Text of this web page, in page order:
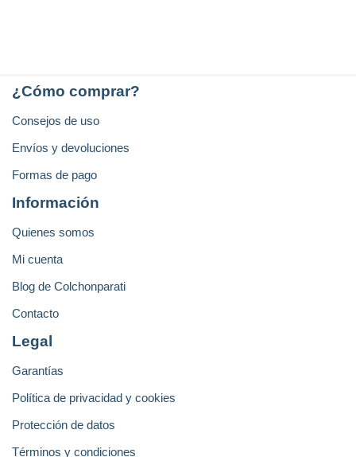
¿Cómo comprar?
Consejos de uso
Envíos y devoluciones
Formas de pago
Información
Quienes somos
Mi cuenta
Blog de Colchonparati
Contacto
Legal
Garantías
Política de privacidad y cookies
Protección de datos
Términos y condiciones